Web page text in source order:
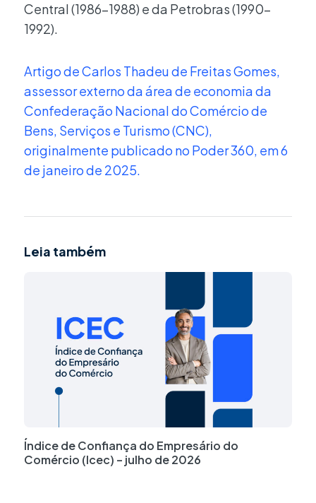
Central (1986-1988) e da Petrobras (1990-
1992).
Artigo de Carlos Thadeu de Freitas Gomes,
assessor externo da área de economia da
Confederação Nacional do Comércio de
Bens, Serviços e Turismo (CNC),
originalmente publicado no Poder 360, em 6
de janeiro de 2025.
Leia também
Índice de Confiança do Empresário do
Comércio (Icec) – julho de 2026